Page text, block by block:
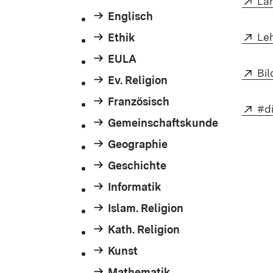
Englisch
Ethik
EULA
Ev. Religion
Französisch
Gemeinschaftskunde
Geographie
Geschichte
Informatik
Islam. Religion
Kath. Religion
Kunst